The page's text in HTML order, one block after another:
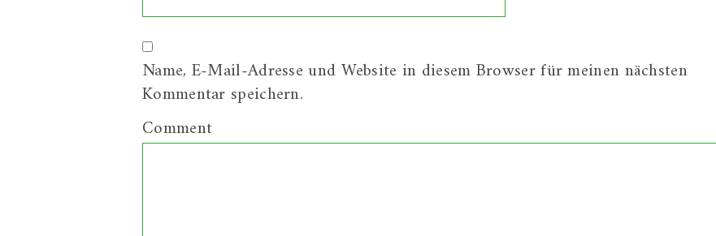
Name, E-Mail-Adresse und Website in diesem Browser für meinen nächsten
Kommentar speichern.
Comment